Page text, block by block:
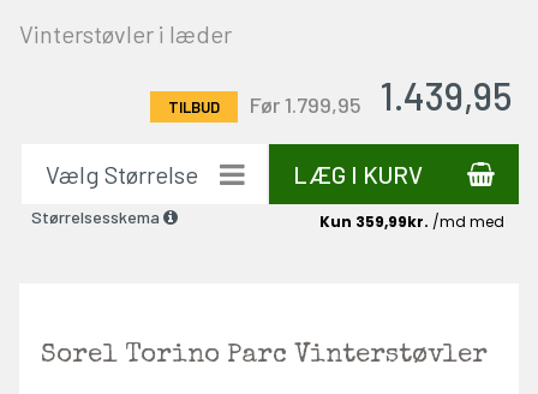
Vinterstøvler i læder
1.439,95
Før 1.799,95
Størrelsesskema
LÆG I KURV
Sorel Torino Parc Vinterstøvler